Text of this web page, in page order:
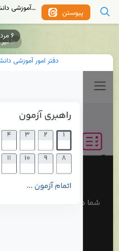
۶ مرداد
پیوستن دفتر امور
دفتر امور آموزشی
۱۰ تیر